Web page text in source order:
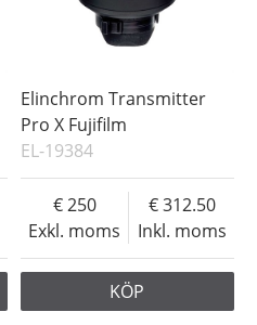
Elinchrom Transmitter
Pro X Fujifilm
EL-19384
Exkl. moms
250
Inkl. moms
312.50
KÖP